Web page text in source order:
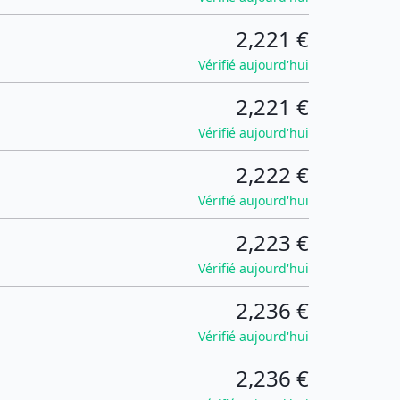
2,221 €
Vérifié aujourd'hui
2,221 €
Vérifié aujourd'hui
2,222 €
Vérifié aujourd'hui
2,223 €
Vérifié aujourd'hui
2,236 €
Vérifié aujourd'hui
2,236 €